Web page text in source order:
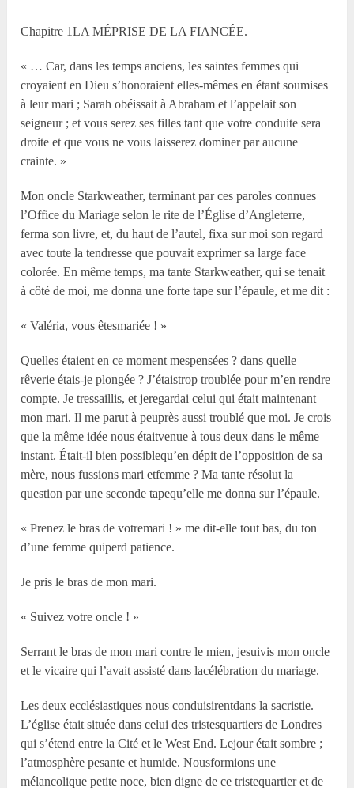
Chapitre 1LA MÉPRISE DE LA FIANCÉE.
« … Car, dans les temps anciens, les saintes femmes qui
croyaient en Dieu s’honoraient elles-mêmes en étant soumises
à leur mari ; Sarah obéissait à Abraham et l’appelait son
seigneur ; et vous serez ses filles tant que votre conduite sera
droite et que vous ne vous laisserez dominer par aucune
crainte. »
Mon oncle Starkweather, terminant par ces paroles connues
l’Office du Mariage selon le rite de l’Église d’Angleterre,
ferma son livre, et, du haut de l’autel, fixa sur moi son regard
avec toute la tendresse que pouvait exprimer sa large face
colorée. En même temps, ma tante Starkweather, qui se tenait
à côté de moi, me donna une forte tape sur l’épaule, et me dit :
« Valéria, vous êtesmariée ! »
Quelles étaient en ce moment mespensées ? dans quelle
rêverie étais-je plongée ? J’étaistrop troublée pour m’en rendre
compte. Je tressaillis, et jeregardai celui qui était maintenant
mon mari. Il me parut à peuprès aussi troublé que moi. Je crois
que la même idée nous étaitvenue à tous deux dans le même
instant. Était-il bien possiblequ’en dépit de l’opposition de sa
mère, nous fussions mari etfemme ? Ma tante résolut la
question par une seconde tapequ’elle me donna sur l’épaule.
« Prenez le bras de votremari ! » me dit-elle tout bas, du ton
d’une femme quiperd patience.
Je pris le bras de mon mari.
« Suivez votre oncle ! »
Serrant le bras de mon mari contre le mien, jesuivis mon oncle
et le vicaire qui l’avait assisté dans lacélébration du mariage.
Les deux ecclésiastiques nous conduisirentdans la sacristie.
L’église était située dans celui des tristesquartiers de Londres
qui s’étend entre la Cité et le West End. Lejour était sombre ;
l’atmosphère pesante et humide. Nousformions une
mélancolique petite noce, bien digne de ce tristequartier et de